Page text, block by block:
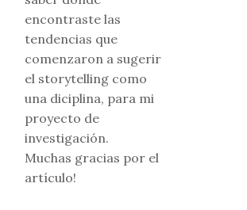
encontraste las
tendencias que
comenzaron a sugerir
el storytelling como
una diciplina, para mi
proyecto de
investigación.
Muchas gracias por el
artículo!